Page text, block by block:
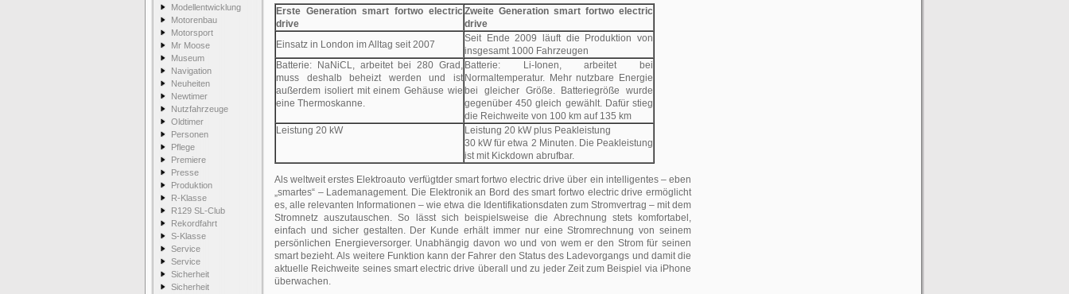
Modellentwicklung
Motorenbau
Motorsport
Mr Moose
Museum
Navigation
Neuheiten
Newtimer
Nutzfahrzeuge
Oldtimer
Personen
Pflege
Premiere
Presse
Produktion
R-Klasse
R129 SL-Club
Rekordfahrt
S-Klasse
Service
Service
Sicherheit
Sicherheit
Erste Generation smart fortwo electric
drive
Zweite Generation smart fortwo electric
drive
Einsatz in London im Alltag seit 2007
Seit Ende 2009 läuft die Produktion von
insgesamt 1000 Fahrzeugen
Batterie: NaNiCL, arbeitet bei 280 Grad,
muss deshalb beheizt werden und ist
außerdem isoliert mit einem Gehäuse wie
eine Thermoskanne.
Batterie: Li-Ionen, arbeitet bei
Normaltemperatur. Mehr nutzbare Energie
bei gleicher Größe. Batteriegröße wurde
gegenüber 450 gleich gewählt. Dafür stieg
die Reichweite von 100 km auf 135 km
Leistung 20 kW
Leistung 20 kW plus Peakleistung
30 kW für etwa 2 Minuten. Die Peakleistung
ist mit Kickdown abrufbar.
Als weltweit erstes Elektroauto verfügtder smart fortwo electric drive über ein intelligentes – eben
„smartes“ – Lademanagement. Die Elektronik an Bord des smart fortwo electric drive ermöglicht
es, alle relevanten Informationen – wie etwa die Identifikationsdaten zum Stromvertrag – mit dem
Stromnetz auszutauschen. So lässt sich beispielsweise die Abrechnung stets komfortabel,
einfach und sicher gestalten. Der Kunde erhält immer nur eine Stromrechnung von seinem
persönlichen Energieversorger. Unabhängig davon wo und von wem er den Strom für seinen
smart bezieht. Als weitere Funktion kann der Fahrer den Status des Ladevorgangs und damit die
aktuelle Reichweite seines smart electric drive überall und zu jeder Zeit zum Beispiel via iPhone
überwachen.